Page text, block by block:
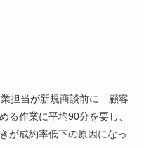
担当が新規商談前に「顧客
る作業に平均90分を要し、
が成約率低下の原因になっ